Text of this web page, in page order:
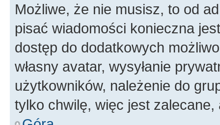
Możliwe, że nie musisz, to od
pisać wiadomości konieczna
dostęp do dodatkowych
własny avatar, wysyłanie
użytkowników, należenie do
tylko chwilę, więc jest zalecane,